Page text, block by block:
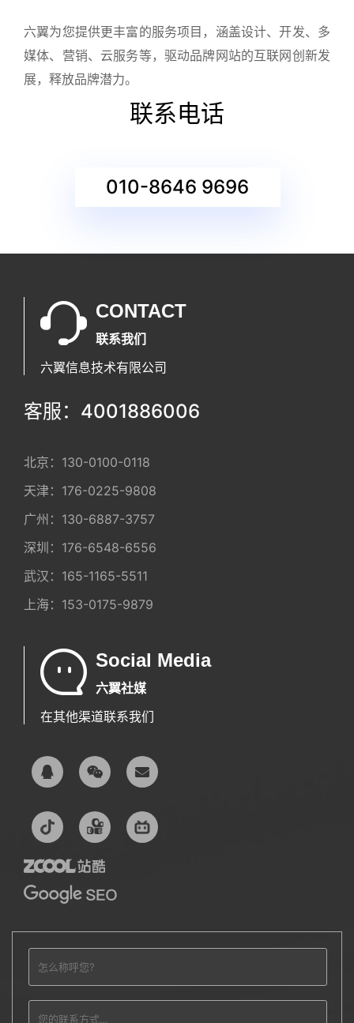
六翼为您提供更丰富的服务项目，涵盖设计、开发、多
媒体、营销、云服务等，驱动品牌网站的互联网创新发
展，释放品牌潜力。
联系电话
010-8646 9696
CONTACT
联系我们
六翼信息技术有限公司
客服：4001886006
北京： 130-0100-0118
天津： 176-0225-9808
广州： 130-6887-3757
深圳： 176-6548-6556
武汉： 165-1165-5511
上海： 153-0175-9879
Social Media
六翼社媒
在其他渠道联系我们